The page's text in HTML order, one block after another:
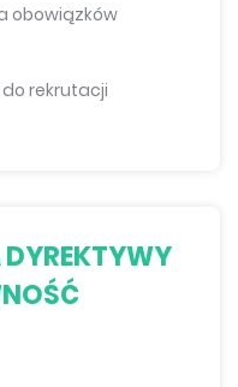
obowiązków
rekrutacji